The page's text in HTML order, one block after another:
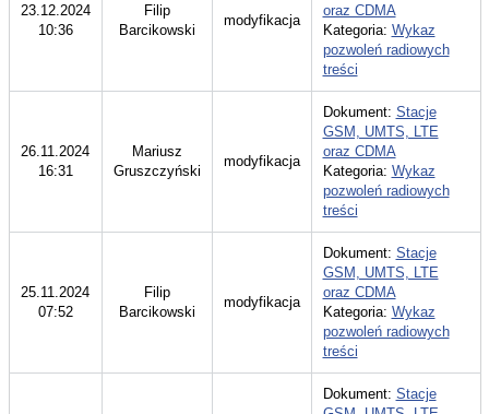
23.12.2024
10:36
Filip
Barcikowski
modyfikacja
oraz CDMA
Kategoria: Wykaz
pozwoleń radiowych
treści
26.11.2024
16:31
Mariusz
Gruszczyński
modyfikacja
Dokument: Stacje
GSM, UMTS, LTE
oraz CDMA
Kategoria: Wykaz
pozwoleń radiowych
treści
25.11.2024
07:52
Filip
Barcikowski
modyfikacja
Dokument: Stacje
GSM, UMTS, LTE
oraz CDMA
Kategoria: Wykaz
pozwoleń radiowych
treści
Dokument: Stacje